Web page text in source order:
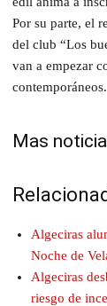
Por su parte, el
del club “Los
van a empezar
contemporáneos.
Mas
Algeciras
Noche de
Algeciras
riesgo de